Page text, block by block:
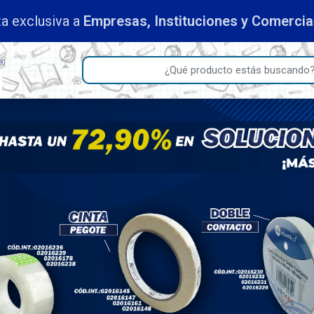
exclusiva a Empresas, Instituciones y